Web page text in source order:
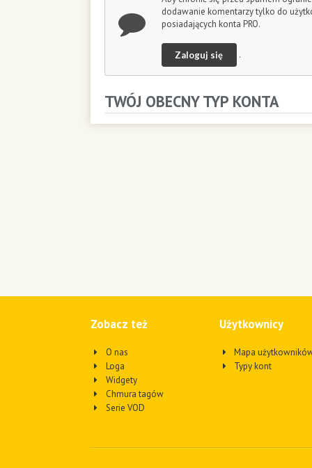
dodawanie komentarzy tylko do
posiadających konta PRO.
Zaloguj się .
TWÓJ OBECNY TYP KONTA
Zobacz też
O nas
Loga
Widgety
Chmura tagów
Serie VOD
Użytkownicy
Mapa
Typy kont